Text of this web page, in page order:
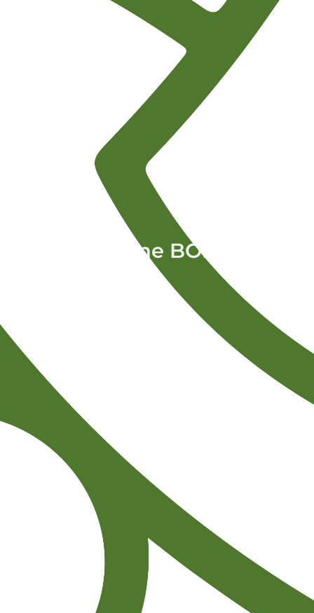
Sandrine BOLOS